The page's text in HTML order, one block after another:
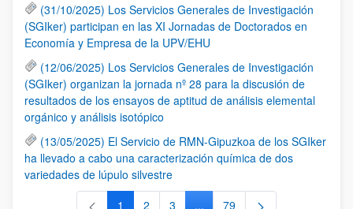
(31/10/2025) Los Servicios Generales de Investigación
(SGIker) participan en las XI Jornadas de Doctorados en
Economía y Empresa de la UPV/EHU
(12/06/2025) Los Servicios Generales de Investigación
(SGIker) organizan la jornada nº 28 para la discusión de
resultados de los ensayos de aptitud de análisis elemental
orgánico y análisis isotópico
(13/05/2025) El Servicio de RMN-Gipuzkoa de los SGIker
ha llevado a cabo una caracterización química de dos
variedades de lúpulo silvestre
1 2 3 ... 79